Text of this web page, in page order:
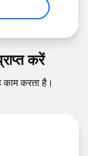
करें
करता है।